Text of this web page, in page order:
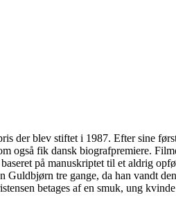
der blev stiftet i 1987. Efter sine
også fik dansk biografpremiere.
på manuskriptet til et aldrig
Guldbjørn tre gange, da han vandt
betages af en smuk, ung